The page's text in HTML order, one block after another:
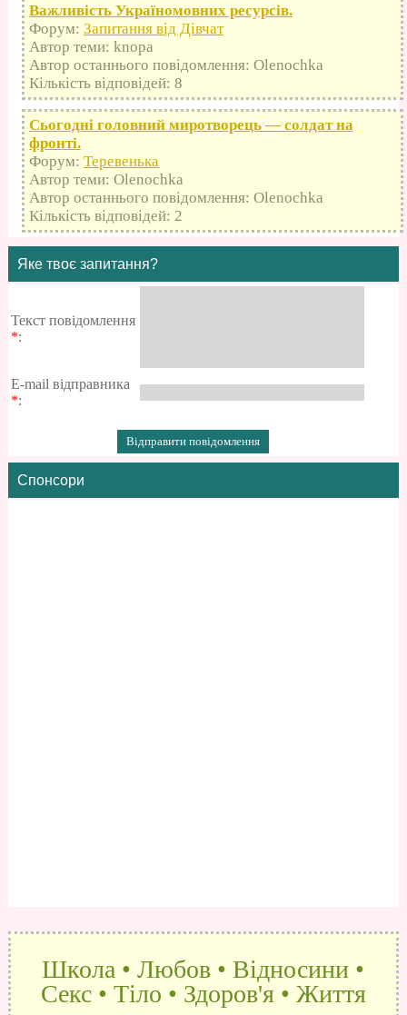
Важливість Україномовних ресурсів.
Форум: Запитання від Дівчат
Автор теми: knopa
Автор останнього повідомлення: Olenochka
Кількість відповідей: 8
Сьогодні головний миротворець — солдат на
фронті.
Форум: Теревенька
Автор теми: Olenochka
Автор останнього повідомлення: Olenochka
Кількість відповідей: 2
Яке твоє запитання?
Текст повідомлення
*:
E-mail відправника
*:
Спонсори
Школа • Любов • Відносини •
Секс • Тіло • Здоров'я • Життя